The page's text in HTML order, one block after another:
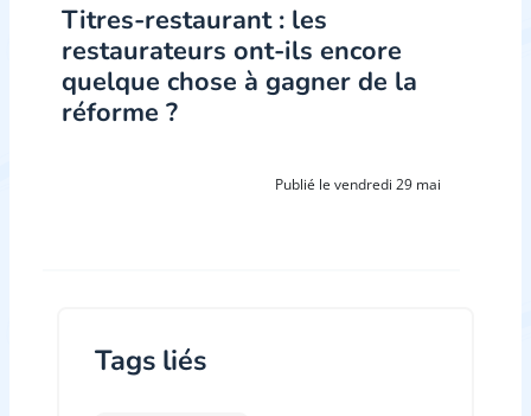
Titres-restaurant : les
restaurateurs ont-ils encore
quelque chose à gagner de la
réforme ?
Publié le vendredi 29 mai
Tags liés